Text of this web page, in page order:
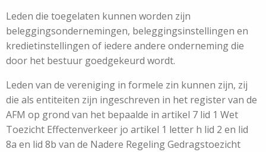
Leden die toegelaten kunnen worden zijn
beleggingsondernemingen, beleggingsinstellingen en
kredietinstellingen of iedere andere onderneming die
door het bestuur goedgekeurd wordt.
Leden van de vereniging in formele zin kunnen zijn, zij
die als entiteiten zijn ingeschreven in het register van de
AFM op grond van het bepaalde in artikel 7 lid 1 Wet
Toezicht Effectenverkeer jo artikel 1 letter h lid 2 en lid
8a en lid 8b van de Nadere Regeling Gedragstoezicht